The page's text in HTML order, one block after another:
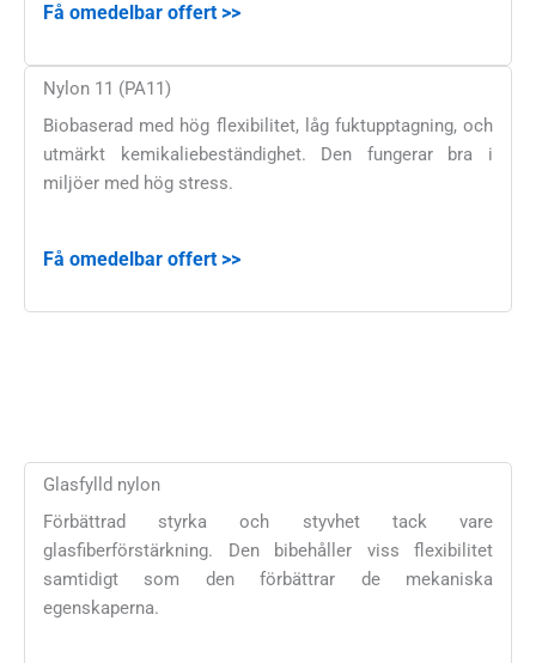
Få omedelbar offert >>
Nylon 11 (PA11)
Biobaserad med hög flexibilitet, låg fuktupptagning, och
utmärkt kemikaliebeständighet. Den fungerar bra i
miljöer med hög stress.
Få omedelbar offert >>
Glasfylld nylon
Förbättrad styrka och styvhet tack vare
glasfiberförstärkning. Den bibehåller viss flexibilitet
samtidigt som den förbättrar de mekaniska
egenskaperna.